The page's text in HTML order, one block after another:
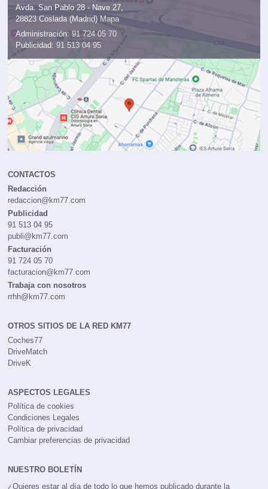
Avda. San Pablo 28 - Nave 27,
28823 Coslada (Madrid) Mapa
Administración: 91 724 05 70
Publicidad: 91 513 04 95
CONTACTOS
Redacción
redaccion@km77.com
Publicidad
91 513 04 95
publi@km77.com
Facturación
91 724 05 70
facturacion@km77.com
Trabaja con nosotros
rrhh@km77.com
OTROS SITIOS DE LA RED KM77
Coches77
DriveMatch
DriveK
ASPECTOS LEGALES
Política de cookies
Condiciones Legales
Política de privacidad
Cambiar preferencias de privacidad
NUESTRO BOLETÍN
¿Quieres estar al día de todo lo que hemos publicado durante la